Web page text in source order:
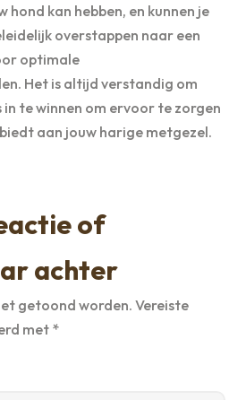
kan hebben, en kunnen je
overstappen naar een
optimale
Het is altijd verstandig om
te winnen om ervoor te zorgen
aan jouw harige metgezel.
of
achter
getoond worden. Vereiste
met *